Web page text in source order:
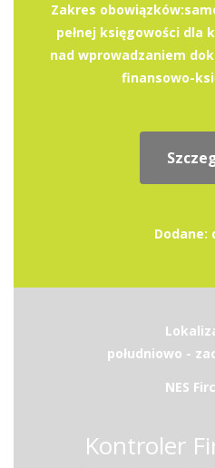
Zakres
pełnej księgowości dla
nad wprowadzaniem
finansowo-
Dodane:
południowo -
NES
Kontroler